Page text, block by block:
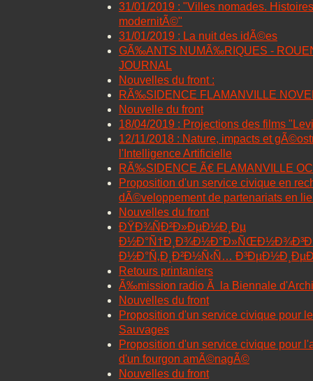
31/01/2019 : "Villes nomades.
modernitÃ©"
31/01/2019 : La nuit des idÃ©es
GÃ‰ANTS NUMÃ‰RIQUES -
JOURNAL
Nouvelles du front :
RÃ‰SIDENCE FLAMANVILLE
Nouvelle du front
18/04/2019 : Projections des films
12/11/2018 : Nature, impacts et
l'Intelligence Artificielle
RÃ‰SIDENCE Ã€ FLAMANVILLE
Proposition d'un service civique en
dÃ©veloppement de partenariats en
Nouvelles du front
ÐŸÐ¾ÑÐ²Ð»ÐµÐ½Ð¸Ðµ
Ð½Ð°Ñ‚Ð¸Ð²Ð½Ñ‹Ñ…
Retours printaniers
Ã‰mission radio Ã la Biennale
Nouvelles du front
Proposition d'un service civique pour
Sauvages
Proposition d'un service civique pour
d'un fourgon amÃ©nagÃ©
Nouvelles du front